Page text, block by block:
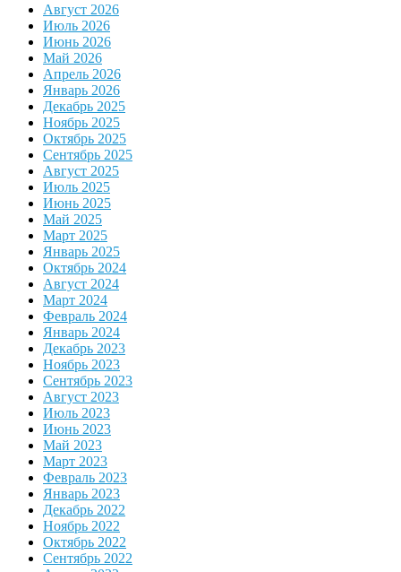
Август 2026
Июль 2026
Июнь 2026
Май 2026
Апрель 2026
Январь 2026
Декабрь 2025
Ноябрь 2025
Октябрь 2025
Сентябрь 2025
Август 2025
Июль 2025
Июнь 2025
Май 2025
Март 2025
Январь 2025
Октябрь 2024
Август 2024
Март 2024
Февраль 2024
Январь 2024
Декабрь 2023
Ноябрь 2023
Сентябрь 2023
Август 2023
Июль 2023
Июнь 2023
Май 2023
Март 2023
Февраль 2023
Январь 2023
Декабрь 2022
Ноябрь 2022
Октябрь 2022
Сентябрь 2022